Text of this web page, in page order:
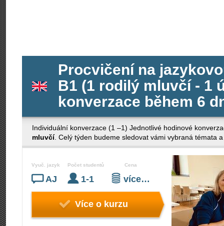
Procvičení na
B1 (1 rodilý mluvčí - 1
konverzace během 6
Individuální konverzace (1 –1) Jednotlivé hodinové
mluvčí. Celý týden budeme sledovat vámi vybraná témata
Vyuč. jazyk
AJ
Počet studentů
1-1
Cena
více…
Více o kurzu